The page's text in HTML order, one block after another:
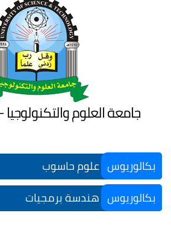
جامعة العلوم والتكنولوجيا
بكالوريوس علوم حاسوب
بكالوريوس هندسة برمجيات